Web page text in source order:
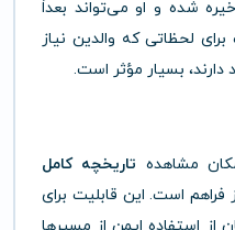
شده و او می‌تواند بعداً
لحظاتی که والدین نیاز
دارند، بسیار مؤثر است.
مشاهده تاریخچه کامل
است. این قابلیت برای